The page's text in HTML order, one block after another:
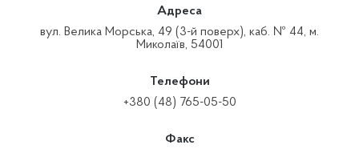
Адреса
вул. Велика Морська, 49 (3-й поверх), каб. № 44, м.
Миколаїв, 54001
Телефони
+380 (48) 765-05-50
Факс